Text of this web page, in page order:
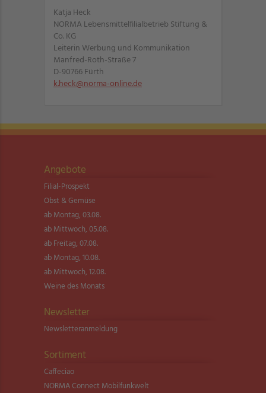
Katja Heck
NORMA Lebensmittelfilialbetrieb Stiftung &
Co. KG
Leiterin Werbung und Kommunikation
Manfred-Roth-Straße 7
D-90766 Fürth
k.heck@norma-online.de
Angebote
Filial-Prospekt
Obst & Gemüse
ab Montag, 03.08.
ab Mittwoch, 05.08.
ab Freitag, 07.08.
ab Montag, 10.08.
ab Mittwoch, 12.08.
Weine des Monats
Newsletter
Newsletter­anmeldung
Sortiment
Caffeciao
NORMA Connect Mobilfunkwelt